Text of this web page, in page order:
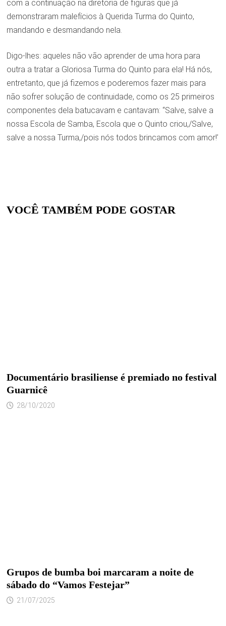
com a continuação na diretoria de figuras que já
demonstraram malefícios à Querida Turma do Quinto,
mandando e desmandando nela.
Digo-lhes: aqueles não vão aprender de uma hora para
outra a tratar a Gloriosa Turma do Quinto para ela! Há nós,
entretanto, que já fizemos e poderemos fazer mais para
não sofrer solução de continuidade, como os 25 primeiros
componentes dela batucavam e cantavam: “Salve, salve a
nossa Escola de Samba, Escola que o Quinto criou,/Salve,
salve a nossa Turma,/pois nós todos brincamos com amor!’
VOCÊ TAMBÉM PODE GOSTAR
Documentário brasiliense é premiado no festival
Guarnicê
28/10/2020
Grupos de bumba boi marcaram a noite de
sábado do “Vamos Festejar”
21/07/2025